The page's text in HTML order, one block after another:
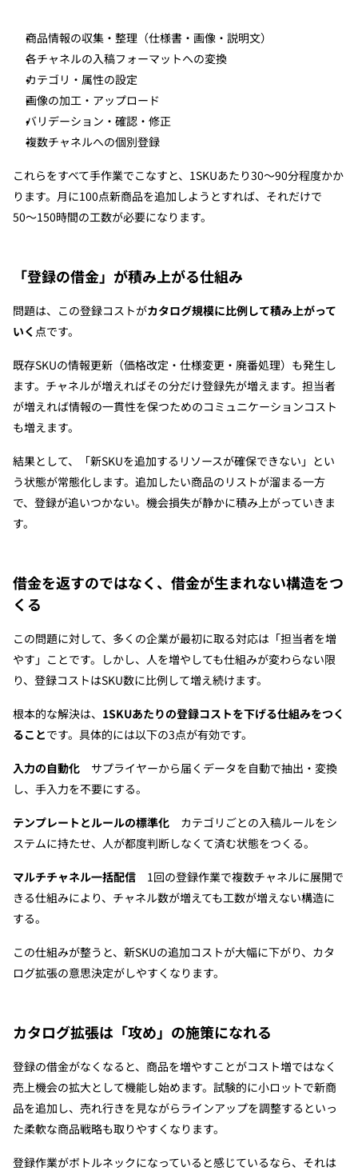
商品情報の収集・整理（仕様書・画像・説明文）
各チャネルの入稿フォーマットへの変換
カテゴリ・属性の設定
画像の加工・アップロード
バリデーション・確認・修正
複数チャネルへの個別登録
これらをすべて手作業でこなすと、1SKUあたり30〜90分程度かか
ります。月に100点新商品を追加しようとすれば、それだけで
50〜150時間の工数が必要になります。
「登録の借金」が積み上がる仕組み
問題は、この登録コストがカタログ規模に比例して積み上がって
いく 点です。
既存SKUの情報更新（価格改定・仕様変更・廃番処理）も発生し
ます。チャネルが増えればその分だけ登録先が増えます。担当者
が増えれば情報の一貫性を保つためのコミュニケーションコスト
も増えます。
結果として、「新SKUを追加するリソースが確保できない」とい
う状態が常態化します。追加したい商品のリストが溜まる一方
で、登録が追いつかない。機会損失が静かに積み上がっていきま
す。
借金を返すのではなく、借金が生まれない構造をつ
くる
この問題に対して、多くの企業が最初に取る対応は「担当者を増
やす」ことです。しかし、人を増やしても仕組みが変わらない限
り、登録コストはSKU数に比例して増え続けます。
根本的な解決は、 1SKUあたりの登録コストを下げる仕組みをつく
ることです。具体的には以下の3点が有効です。
入力の自動化 サプライヤーから届くデータを自動で抽出・変換
し、手入力を不要にする。
テンプレートとルールの標準化 カテゴリごとの入稿ルールをシ
ステムに持たせ、人が都度判断しなくて済む状態をつくる。
マルチチャネル一括配信 1回の登録作業で複数チャネルに展開で
きる仕組みにより、チャネル数が増えても工数が増えない構造に
する。
この仕組みが整うと、新SKUの追加コストが大幅に下がり、カタ
ログ拡張の意思決定がしやすくなります。
カタログ拡張は「攻め」の施策になれる
登録の借金がなくなると、商品を増やすことがコスト増ではなく
売上機会の拡大として機能し始めます。試験的に小ロットで新商
品を追加し、売れ行きを見ながらラインアップを調整するといっ
た柔軟な商品戦略も取りやすくなります。
登録作業がボトルネックになっていると感じているなら、それは